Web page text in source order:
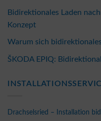
Bidirektionales Laden
Konzept
Warum sich
ŠKODA EPIQ:
Drachselsried – Installation